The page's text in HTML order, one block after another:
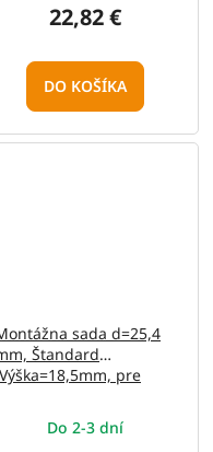
22,82 €
DO KOŠÍKA
sada d=25,4
Štandard
pre
Do 2-3 dní